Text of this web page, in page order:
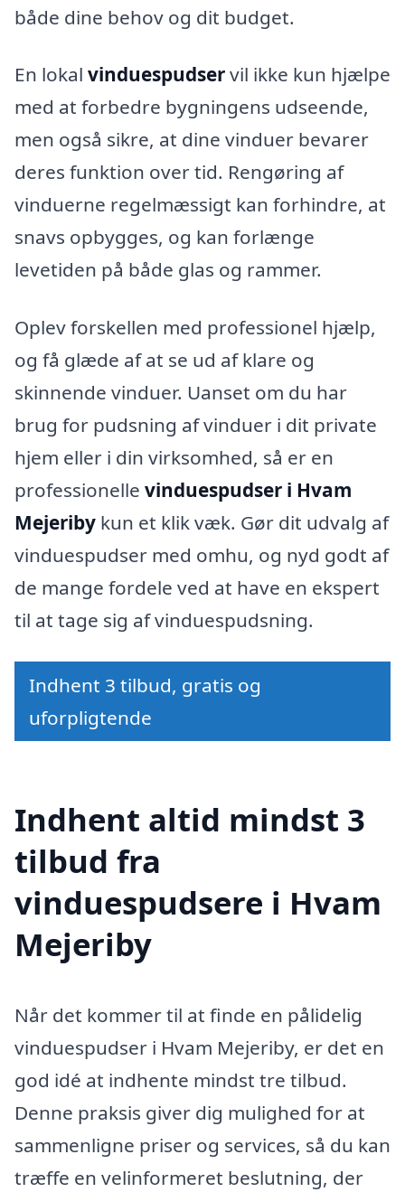
både dine behov og dit budget.
En lokal vinduespudservil ikke kun hjælpe
med at forbedre bygningens udseende,
men også sikre, at dine vinduer bevarer
deres funktion over tid. Rengøring af
vinduerne regelmæssigt kan forhindre, at
snavs opbygges, og kan forlænge
levetiden på både glas og rammer.
Oplev forskellen med professionel hjælp,
og få glæde af at se ud af klare og
skinnende vinduer. Uanset om du har
brug for pudsning af vinduer i dit private
hjem eller i din virksomhed, så er en
professionelle vinduespudser i Hvam
Mejeriby kun et klik væk. Gør dit udvalg af
vinduespudser med omhu, og nyd godt af
de mange fordele ved at have en ekspert
til at tage sig af vinduespudsning.
Indhent 3 tilbud, gratis og
uforpligtende
Indhent altid mindst 3
tilbud fra
vinduespudsere i Hvam
Mejeriby
Når det kommer til at finde en pålidelig
vinduespudser i Hvam Mejeriby, er det en
god idé at indhente mindst tre tilbud.
Denne praksis giver dig mulighed for at
sammenligne priser og services, så du kan
træffe en velinformeret beslutning, der